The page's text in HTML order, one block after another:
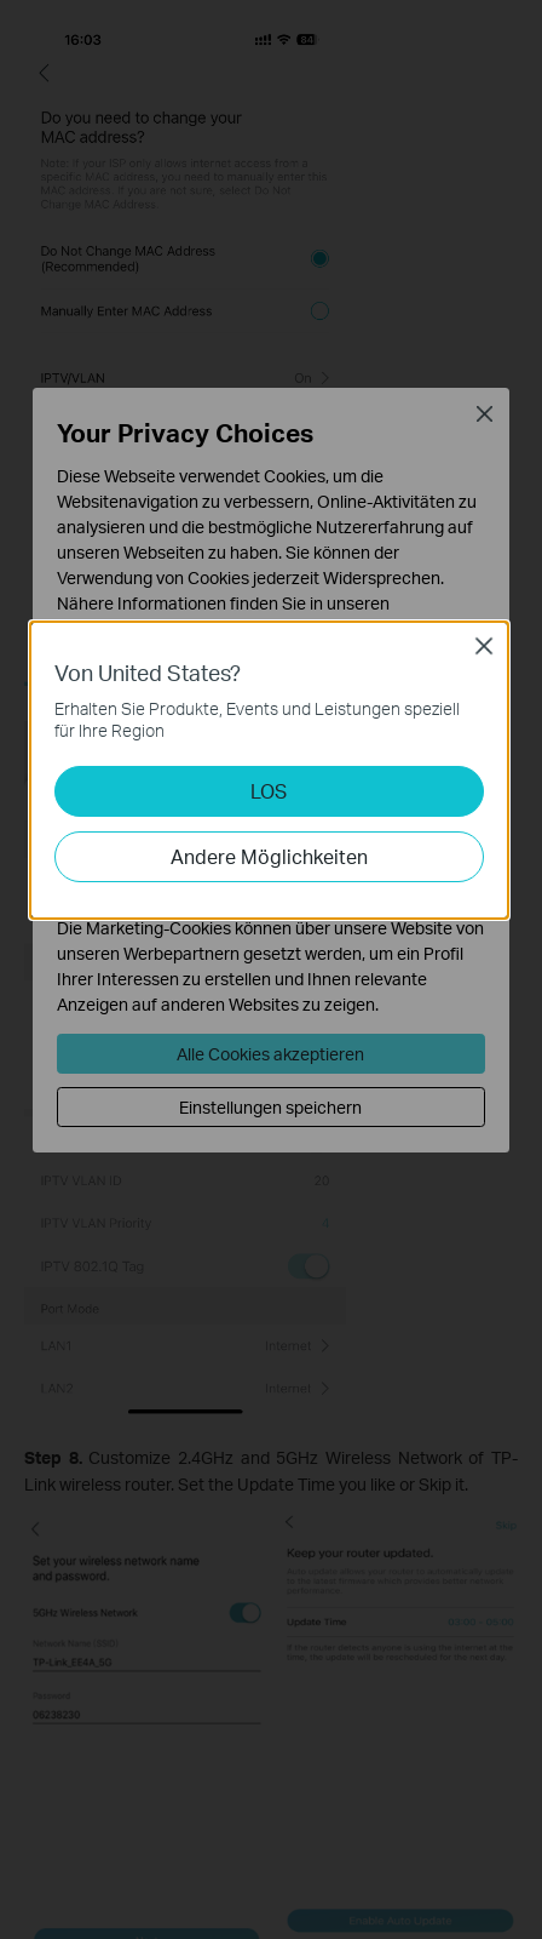
Step 8. Customize 2.4GHz and 5GHz Wireless Network of TP-
Link wireless router. Set the Update Time you like or Skip it.
Von United States?
Erhalten Sie Produkte, Events und Leistungen speziell
für Ihre Region
LOS
Andere Möglichkeiten
Close
Your Privacy Choices
Diese Webseite verwendet Cookies, um die
Websitenavigation zu verbessern, Online-Aktivitäten zu
analysieren und die bestmögliche Nutzererfahrung auf
unseren Webseiten zu haben. Sie können der
Verwendung von Cookies jederzeit Widersprechen.
Nähere Informationen finden Sie in unseren
Datenschutzhinweisen.
Notwendige Cookies
erforderlich und können in Ihren Systemen nicht
Analyse- und Marketing-Cookies
Analyse-Cookies ermöglichen es uns, Ihre Aktivitäten
auf unserer Website zu analysieren, um die
Funktionsweise unserer Website zu verbessern und
Die Marketing-Cookies können über unsere Website von
unseren Werbepartnern gesetzt werden, um ein Profil
Ihrer Interessen zu erstellen und Ihnen relevante
Anzeigen auf anderen Websites zu zeigen.
Alle Cookies akzeptieren
Einstellungen speichern
Close